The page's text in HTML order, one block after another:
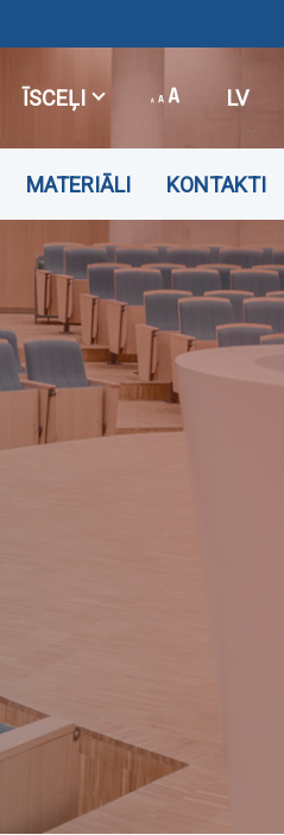
ĪSCEĻI LV
MATERIĀLI KONTAKTI